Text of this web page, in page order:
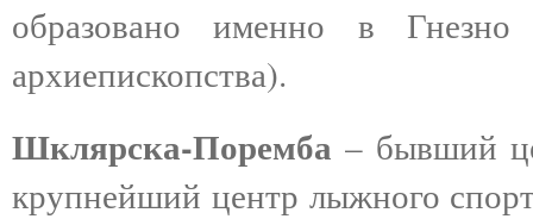
образовано именно в
архиепископства).
Шклярска-Поремба – бывший
крупнейший центр лыжного